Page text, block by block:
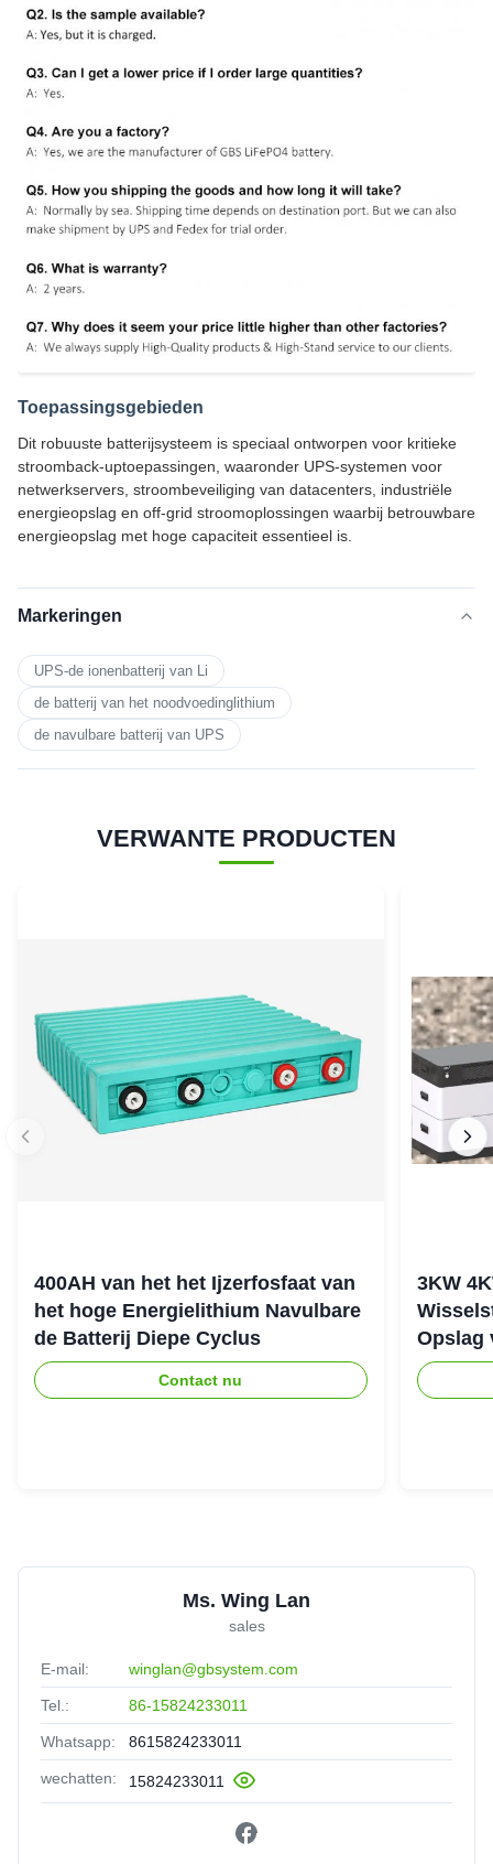
Toepassingsgebieden
Dit robuuste batterijsysteem is speciaal ontworpen voor kritieke
stroomback-uptoepassingen, waaronder UPS-systemen voor
netwerkservers, stroombeveiliging van datacenters, industriële
energieopslag en off-grid stroomoplossingen waarbij betrouwbare
energieopslag met hoge capaciteit essentieel is.
Markeringen
UPS-de ionenbatterij van Li
de batterij van het noodvoedinglithium
de navulbare batterij van UPS
VERWANTE PRODUCTEN
400AH van het het Ijzerfosfaat van
het hoge Energielithium Navulbare
de Batterij Diepe Cyclus
Contact nu
3KW
Opslag
Ms. Wing Lan
sales
E-mail: winglan@gbsystem.com
Tel.: 86-15824233011
Whatsapp: 8615824233011
wechatten: 15824233011